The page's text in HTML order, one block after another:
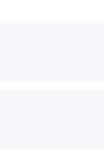
哪